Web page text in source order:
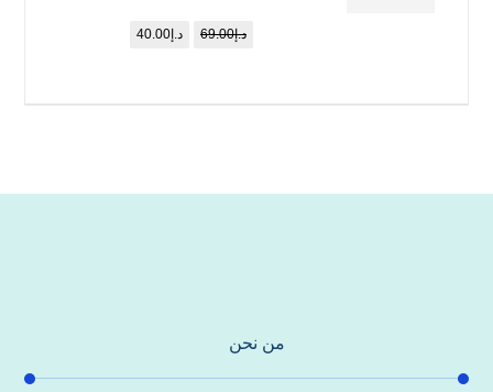
د.إ69.00 د.إ 40.00
من نحن